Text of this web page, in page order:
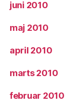
juni 2010
maj 2010
april 2010
marts 2010
februar 2010